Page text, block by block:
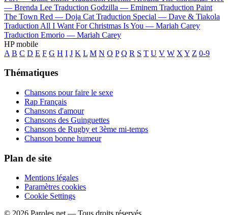
— Brenda Lee Traduction Godzilla — Eminem Traduction Paint
The Town Red — Doja Cat Traduction Special — Dave & Tiakola
Traduction All I Want For Christmas Is You — Mariah Carey
Traduction Emorio — Mariah Carey
HP mobile
A B C D E F G H I J K L M N O P Q R S T U V W X Y Z 0-9
Thématiques
Chansons pour faire le sexe
Rap Français
Chansons d'amour
Chansons des Guinguettes
Chansons de Rugby et 3ème mi-temps
Chanson bonne humeur
Plan de site
Mentions légales
Paramètres cookies
Cookie Settings